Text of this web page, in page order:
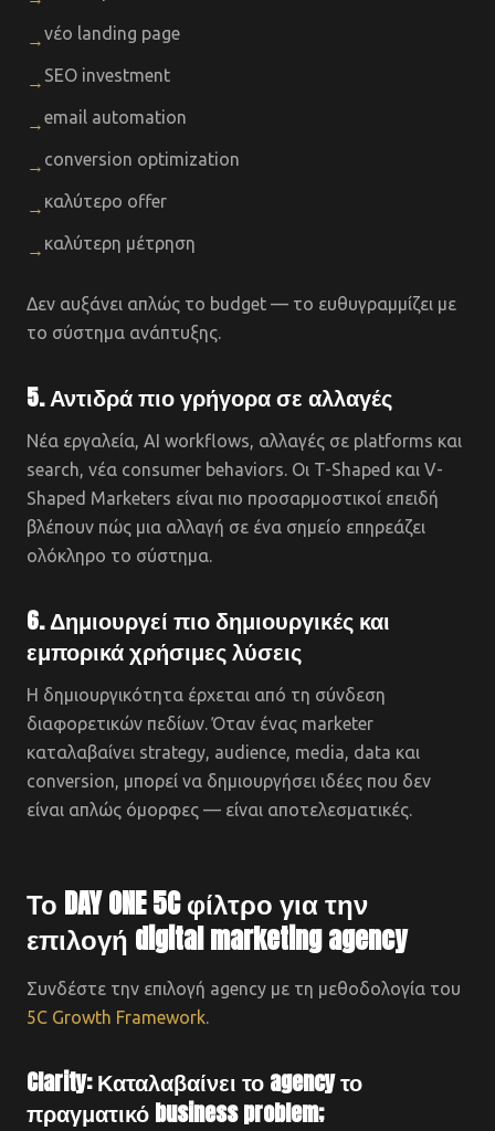
→νέο landing page
→ SEO investment
→email automation
→ conversion optimization
→ καλύτερο offer
→ καλύτερη μέτρηση
Δεν αυξάνει απλώς το budget — το ευθυγραμμίζει με
το σύστημα ανάπτυξης.
5. Αντιδρά πιο γρήγορα σε αλλαγές
Νέα εργαλεία, AI workflows, αλλαγές σε platforms και
search, νέα consumer behaviors. Οι T-Shaped και V-
Shaped Marketers είναι πιο προσαρμοστικοί επειδή
βλέπουν πώς μια αλλαγή σε ένα σημείο επηρεάζει
ολόκληρο το σύστημα.
6. Δημιουργεί πιο δημιουργικές και
εμπορικά χρήσιμες λύσεις
Η δημιουργικότητα έρχεται από τη σύνδεση
διαφορετικών πεδίων. Όταν ένας marketer
καταλαβαίνει strategy, audience, media, data και
conversion, μπορεί να δημιουργήσει ιδέες που δεν
είναι απλώς όμορφες — είναι αποτελεσματικές.
Το DAY ONE 5C φίλτρο για την
επιλογή digital marketing agency
Συνδέστε την επιλογή agency με τη μεθοδολογία του
5C Growth Framework.
Clarity: Καταλαβαίνει το agency το
πραγματικό business problem;